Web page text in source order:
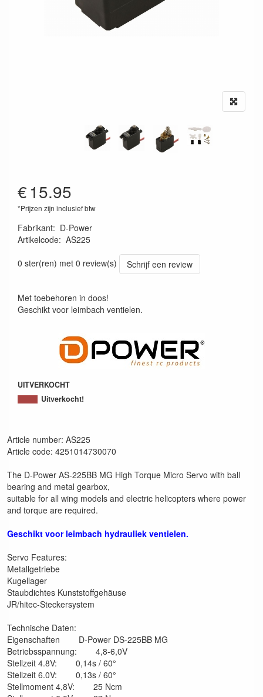
€15.95
*Prijzen zijn inclusief btw
Fabrikant: D-Power
Artikelcode: AS225
0 ster(ren) met 0 review(s)
Schrijf een review
Met toebehoren in doos!
Geschikt voor leimbach ventielen.
UITVERKOCHT
Uitverkocht!
Article number: AS225
Article code: 4251014730070
The D-Power AS-225BB MG High Torque Micro Servo with ball
bearing and metal gearbox,
suitable for all wing models and electric helicopters where power
and torque are required.
Geschikt voor leimbach hydrauliek ventielen.
Servo Features:
Metallgetriebe
Kugellager
Staubdichtes Kunststoffgehäuse
JR/hitec-Steckersystem
Technische Daten:
Eigenschaften D-Power DS-225BB MG
Betriebsspannung: 4,8-6,0V
Stellzeit 4.8V: 0,14s / 60°
Stellzeit 6.0V: 0,13s / 60°
Stellmoment 4,8V: 25 Ncm